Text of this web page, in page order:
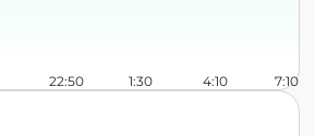
22:50 1:30 4:10 7:10